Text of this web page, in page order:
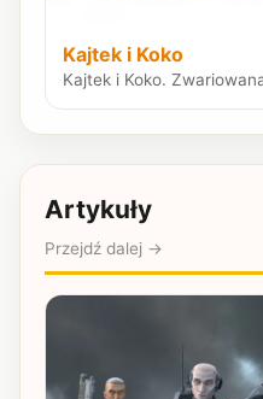
Kajtek i Koko
Kajtek i Koko.
Artykuły
Przejdź dalej →